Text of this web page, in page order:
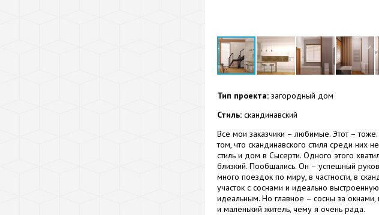
Тип проекта: загородный дом
Стиль: скандинавский
Все мои заказчики – любимые. Этот –
том, что скандинавского стиля среди них
стиль и дом в Сысерти. Одного этого
близкий. Пообщались. Он – успешный
много поездок по миру, в частности, в
участок с соснами и идеально
идеальным. Но главное – сосны за
и маленький житель, чему я очень рада.